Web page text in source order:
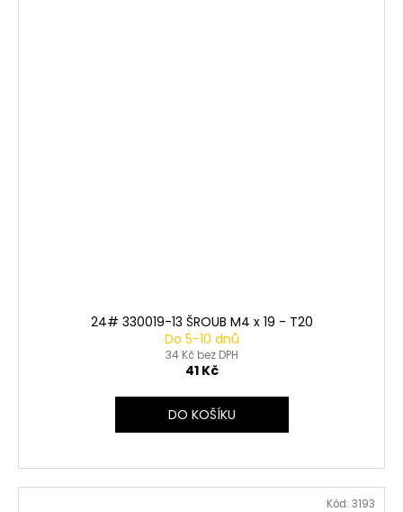
24# 330019-13 ŠROUB M4 x 19 - T20
Do 5-10 dnů
34 Kč bez DPH
41 Kč
DO KOŠÍKU
Kód: 3193